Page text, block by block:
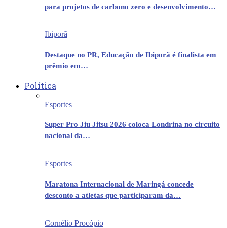
para projetos de carbono zero e desenvolvimento…
Ibiporã
Destaque no PR, Educação de Ibiporã é finalista em
prêmio em…
Política
Esportes
Super Pro Jiu Jitsu 2026 coloca Londrina no circuito
nacional da…
Esportes
Maratona Internacional de Maringá concede
desconto a atletas que participaram da…
Cornélio Procópio